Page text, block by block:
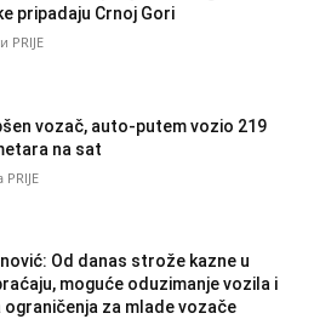
pripadaju Crnoj Gori
PRIJE
vozač, auto-putem vozio 219
na sat
PRIJE
Od danas strože kazne u
moguće oduzimanje vozila i
ograničenja za mlade vozače